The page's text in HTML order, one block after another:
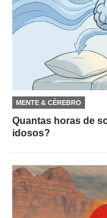
MENTE & CÉREBRO
Quantas horas de
idosos?